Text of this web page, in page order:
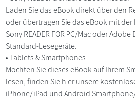
Laden Sie das eBook direkt über den
oder übertragen Sie das eBook mit
Sony READER FOR PC/Mac oder
Standard-Lesegeräte.
• Tablets & Smartphones
Möchten Sie dieses eBook auf Ihrem
lesen, finden Sie hier unsere
iPhone/iPad und Android